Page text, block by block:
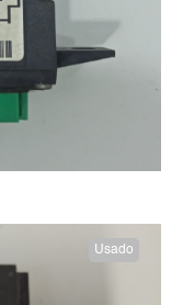
Usado